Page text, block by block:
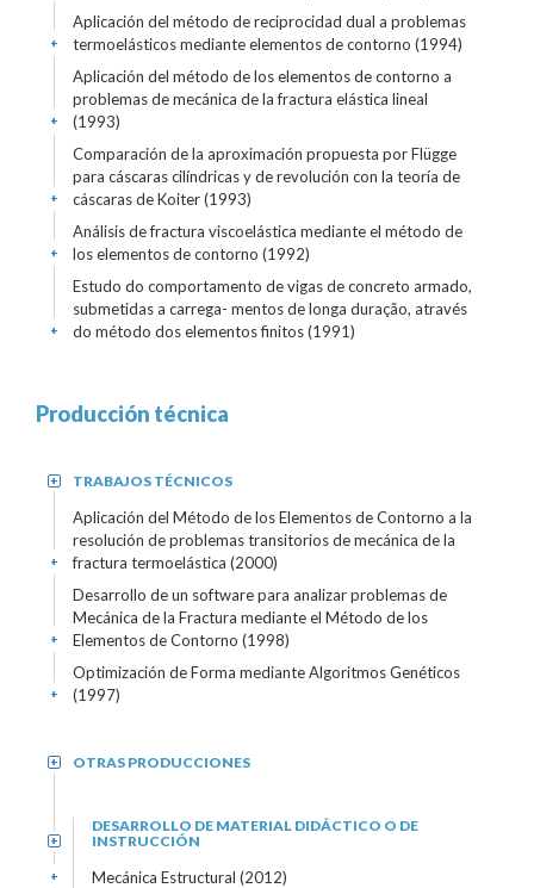
Aplicación del método de reciprocidad dual a problemas
termoelásticos mediante elementos de contorno (1994)
+
Aplicación del método de los elementos de contorno a
problemas de mecánica de la fractura elástica lineal
(1993)
+
Comparación de la aproximación propuesta por Flügge
para cáscaras cilíndricas y de revolución con la teoría de
cáscaras de Koiter (1993)
+
Análisis de fractura viscoelástica mediante el método de
los elementos de contorno (1992)
+
Estudo do comportamento de vigas de concreto armado,
submetidas a carrega- mentos de longa duração, através
do método dos elementos finitos (1991)
+
Producción técnica
TRABAJOS TÉCNICOS
+
Aplicación del Método de los Elementos de Contorno a la
resolución de problemas transitorios de mecánica de la
fractura termoelástica (2000)
+
Desarrollo de un software para analizar problemas de
Mecánica de la Fractura mediante el Método de los
Elementos de Contorno (1998)
+
Optimización de Forma mediante Algoritmos Genéticos
(1997)
+
OTRAS PRODUCCIONES
+
DESARROLLO DE MATERIAL DIDÁCTICO O DE
INSTRUCCIÓN
+
Mecánica Estructural (2012)
+